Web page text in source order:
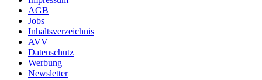
AGB
Jobs
Inhaltsverzeichnis
AVV
Datenschutz
Werbung
Newsletter